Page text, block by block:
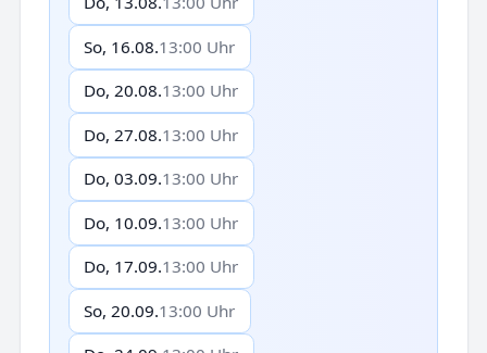
So, 16.08.13:00 Uhr
Do, 20.08.13:00 Uhr
Do, 27.08.13:00 Uhr
Do, 03.09.13:00 Uhr
Do, 10.09.13:00 Uhr
Do, 17.09.13:00 Uhr
So, 20.09.13:00 Uhr